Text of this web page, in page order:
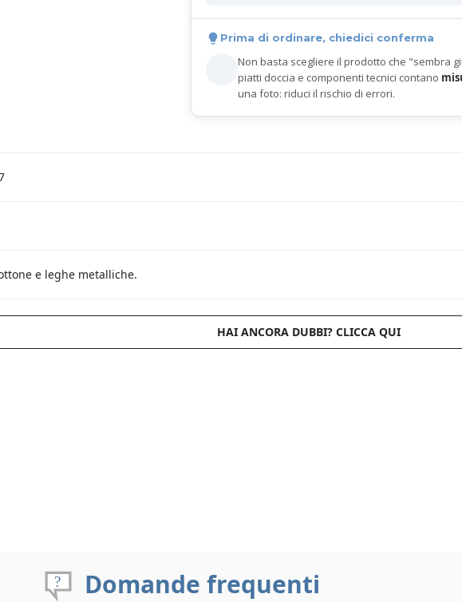
Prima di ordinare, chiedici conferma
Non basta scegliere il prodotto che "sembra
piatti doccia e componenti tecnici contano
una foto: riduci il rischio di errori.
e leghe metalliche.
HAI ANCORA DUBBI? CLICCA QUI
Domande frequenti